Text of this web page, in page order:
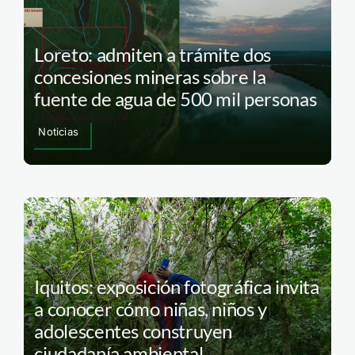
Loreto: admiten a trámite dos
concesiones mineras sobre la
fuente de agua de 500 mil personas
Noticias
Iquitos: exposición fotográfica invita
a conocer cómo niñas, niños y
adolescentes construyen